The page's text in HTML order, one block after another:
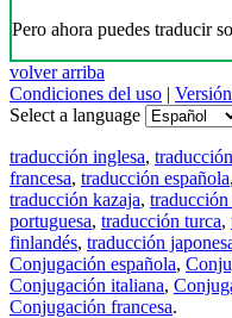
Pero ahora puedes traducir
volver arriba
Condiciones del uso |
Select a language
traducción inglesa,
francesa, traducción española,
traducción kazaja, traducción
portuguesa, traducción turca,
finlandés, traducción
Conjugación española,
Conjugación italiana,
Conjugación francesa.